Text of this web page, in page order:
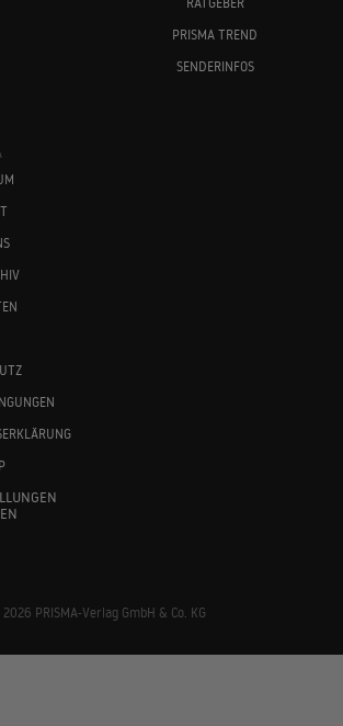
PRISMA TREND
SENDERINFOS
PRISMA-Verlag GmbH & Co. KG